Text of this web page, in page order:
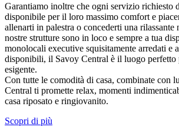
Garantiamo inoltre che ogni servizio richiesto
disponibile per il loro massimo comfort e
allenarti in palestra o concederti una rilassante
nostre strutture sono in loco e sempre a tua
monolocali executive squisitamente arredati e
disponibili, il Savoy Central è il luogo perfetto
esigente.
Con tutte le comodità di casa, combinate con
Central ti promette relax, momenti
casa riposato e ringiovanito.
Scopri di più